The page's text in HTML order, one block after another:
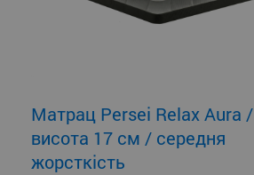
Матрац Persei Relax Aura /
висота 17 см / середня
жорсткість